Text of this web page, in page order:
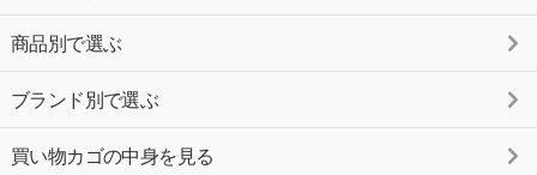
商品別で選ぶ
ブランド別で選ぶ
買い物カゴの中身を見る